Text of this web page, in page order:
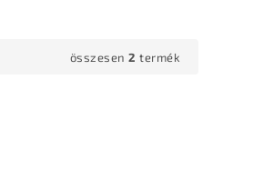
összesen 2 termék